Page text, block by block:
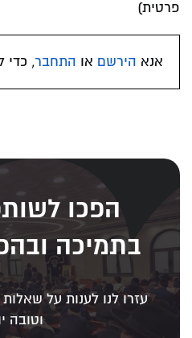
פרטית)
אנא הירשם או התחבר, כדי
הפכו
בתמיכה
עזרו לנו לענות על
וטובה